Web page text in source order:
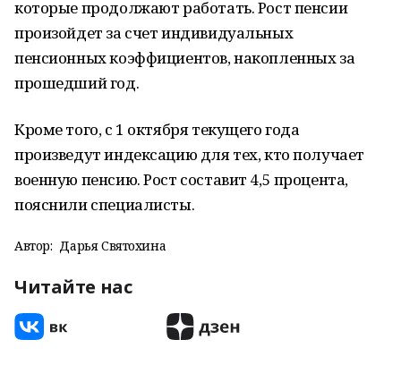
которые продолжают работать. Рост пенсии
произойдет за счет индивидуальных
пенсионных коэффициентов, накопленных за
прошедший год.
Кроме того, с 1 октября текущего года
произведут индексацию для тех, кто получает
военную пенсию. Рост составит 4,5 процента,
пояснили специалисты.
Автор: Дарья Святохина
Читайте нас